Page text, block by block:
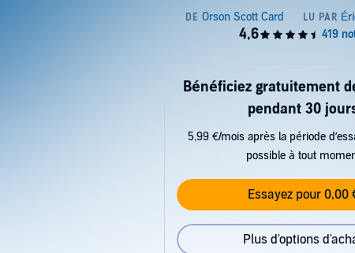
Bénéficiez gratuitement
pendant 30
5,99 €/mois après la période
possible à tout
Essayez pour 0,00
Plus d'options